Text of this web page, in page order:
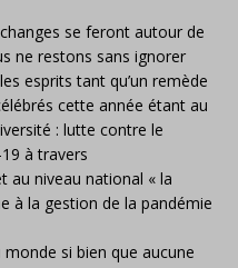
se feront autour de
ne restons sans ignorer
esprits tant qu’un remède
cette année étant au
: lutte contre le
à travers
au niveau national « la
à la gestion de la pandémie
si bien que aucune